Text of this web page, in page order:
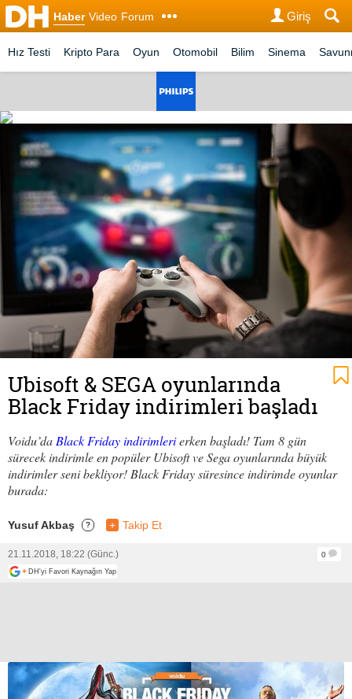
Haber Video Forum Giriş
Hız Testi Kripto Para Oyun Otomobil Bilim Sinema
Ubisoft & SEGA oyunlarında
Black Friday indirimleri başladı
Voidu’daBlack Friday indirimlerierken başladı! Tam 8 gün
sürecek indirimle en popüler Ubisoft ve Sega oyunlarında büyük
indirimler seni bekliyor! Black Friday süresince indirimde oyunlar
burada:
Yusuf Akbaş ? + Takip Et
21.11.2018, 18:22 (Günc.)
0
+ DH'yi Favori Kaynağın Yap